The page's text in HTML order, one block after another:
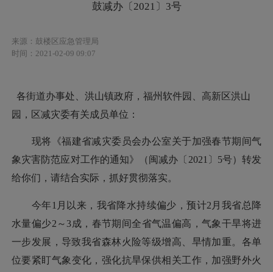
鼓减办〔2021〕3号
来源：鼓楼区应急管理局
时间：2021-02-09 09:07
各街道办事处、洪山镇政府，福州软件园、高新区洪山
园，区减灾委有关成员单位：
现将《福建省减灾委员会办公室关于加强春节期间气
象灾害防范应对工作的通知》（闽减办〔 2021〕5号） 转发
给你们，请结合实际，抓好贯彻落实。
今年1月以来，我省降水持续偏少，预计2月我省总降
水量偏少2～3成，春节期间全省气温偏高，气象干旱将进
一步发展，导致我省森林火险等级增高、旱情加重。 各单
位要紧盯气象变化，强化抗旱保供相关工作，加强野外火